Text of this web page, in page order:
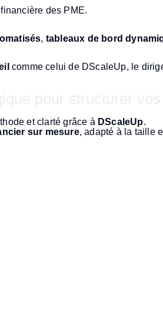
des PME.
, tableaux de bord
comme celui de DScaleUp, le
et clarté grâce à DScaleUp.
sur mesure, adapté à la taille